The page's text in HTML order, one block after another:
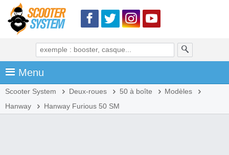
Menu
Scooter System Deux-roues 50 à boîte
Modèles
Hanway
Hanway Furious 50 SM